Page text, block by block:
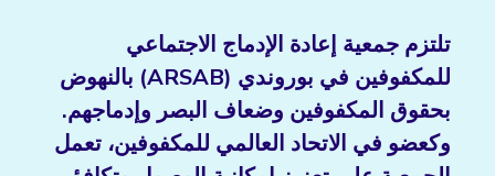
تلتزم جمعية إعادة الإدماج الاجتماعي
للمكفوفين في بوروندي (ARSAB) بالنهوض
بحقوق المكفوفين وضعاف البصر وإدماجهم.
وكعضو في الاتحاد العالمي للمكفوفين، تعمل